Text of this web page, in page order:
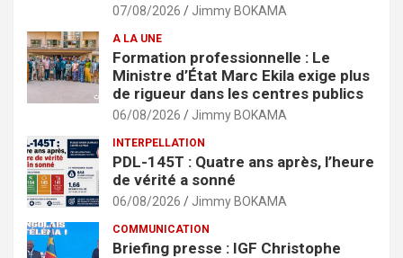
07/08/2026 Jimmy BOKAMA
A LA UNE
Formation professionnelle : Le
Ministre d’État Marc Ekila exige plus
de rigueur dans les centres publics
06/08/2026 Jimmy BOKAMA
INTERPELLATION
PDL-145T : Quatre ans après, l’heure
de vérité a sonné
06/08/2026 Jimmy BOKAMA
COMMUNICATION
Briefing presse : IGF Christophe